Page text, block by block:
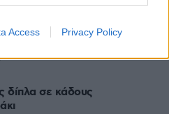
Access Privacy Policy
φωτογραφίες από τα
2» λίγο πριν από την
δίπλα σε κάδους